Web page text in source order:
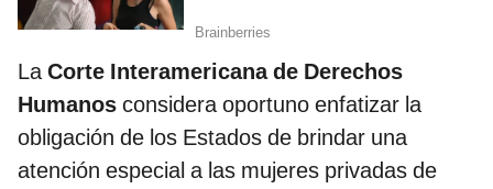
LaCorte Interamericana de Derechos
Humanos considera oportuno enfatizar la
obligación de los Estados de brindar una
atención especial a las mujeres privadas de